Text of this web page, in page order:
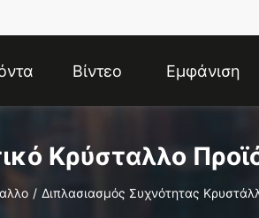
Βίντεο Εμφάνιση
Κρύσταλλο
/ Διπλασιασμός Συχνότητας